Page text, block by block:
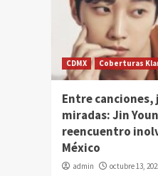
CDMX Coberturas
Entre canciones,
miradas: Jin
reencuentro
México
admin octubre 13,